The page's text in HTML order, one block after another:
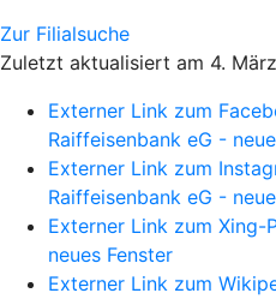
Zur Filialsuche
Zuletzt aktualisiert am 4.
Externer Link zum
Raiffeisenbank eG -
Externer Link zum
Raiffeisenbank eG -
Externer Link zum
neues Fenster
Externer Link zum